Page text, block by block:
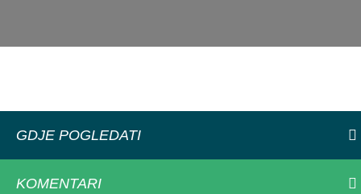
GDJE POGLEDATI
KOMENTARI